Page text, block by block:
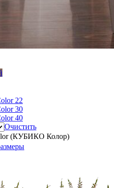
22
30
40
Очистить
(КУБИКО Колор)